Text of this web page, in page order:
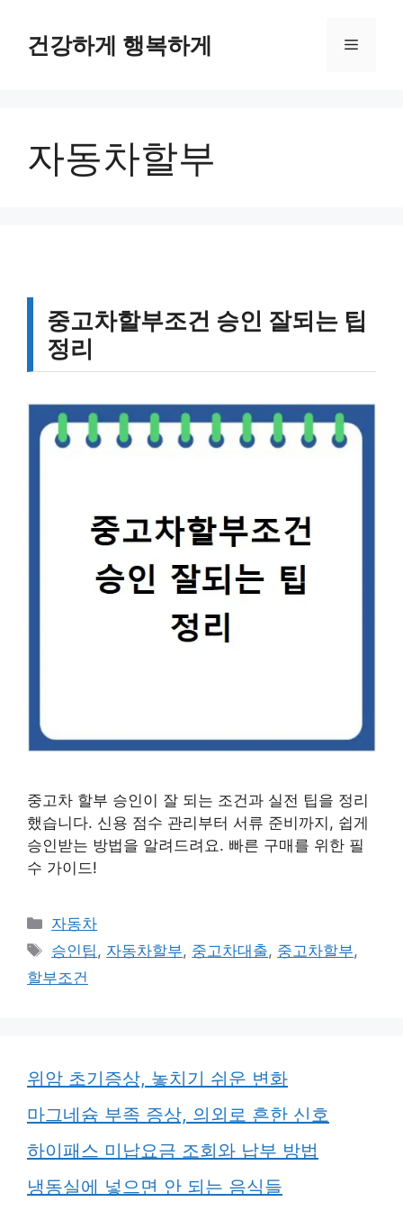
건강하게 행복하게 메
자동차할부
중고차할부조건 승인 잘되는 팁
정리
중고차 할부 승인이 잘 되는 조건과 실전 팁을 정리
했습니다. 신용 점수 관리부터 서류 준비까지, 쉽게
승인받는 방법을 알려드려요. 빠른 구매를 위한 필
수 가이드!
카
테
리
자동차
태
그
승인팁, 자동차할부, 중고차대출, 중고차할부,
할부조건
위암 초기증상, 놓치기 쉬운 변화
마그네슘 부족 증상, 의외로 흔한 신호
하이패스 미납요금 조회와 납부 방법
냉동실에 넣으면 안 되는 음식들